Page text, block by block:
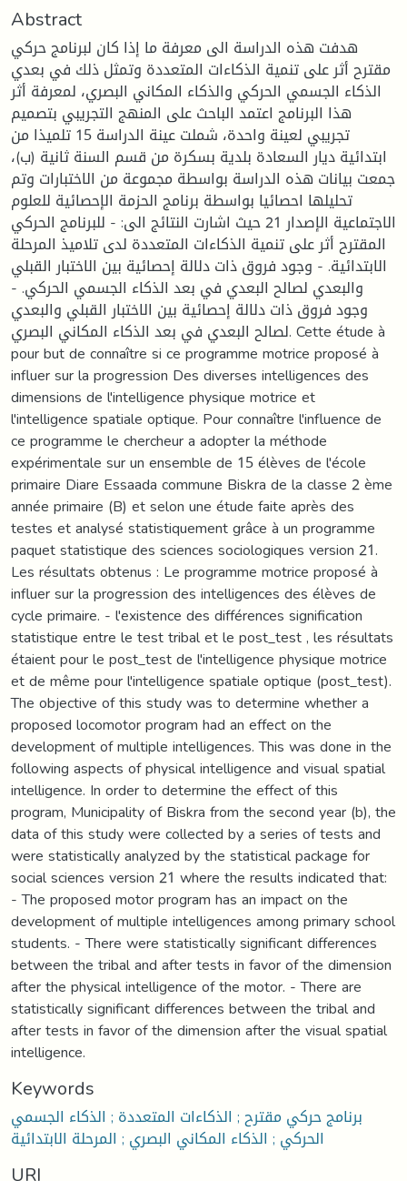
Abstract
هدفت هذه الدراسة الى معرفة ما إذا كان لبرنامج حركي
مقترح أثر على تنمية الذكاءات المتعددة وتمثل ذلك في بعدي
الذكاء الجسمي الحركي والذكاء المكاني البصري، لمعرفة أثر
هذا البرنامج اعتمد الباحث على المنهج التجريبي بتصميم
تجريبي لعينة واحدة، شملت عينة الدراسة 15 تلميذا من
ابتدائية ديار السعادة بلدية بسكرة من قسم السنة ثانية (ب)،
جمعت بيانات هذه الدراسة بواسطة مجموعة من الاختبارات وتم
تحليلها احصائيا بواسطة برنامج الحزمة الإحصائية للعلوم
الاجتماعية الإصدار 21 حيث اشارت النتائج الى: - للبرنامج الحركي
المقترح أثر على تنمية الذكاءات المتعددة لدى تلاميذ المرحلة
الابتدائية. - وجود فروق ذات دلالة إحصائية بين الاختبار القبلي
والبعدي لصالح البعدي في بعد الذكاء الجسمي الحركي. -
وجود فروق ذات دلالة إحصائية بين الاختبار القبلي والبعدي
لصالح البعدي في بعد الذكاء المكاني البصري. Cette étude à
pour but de connaître si ce programme motrice proposé à
influer sur la progression Des diverses intelligences des
dimensions de l'intelligence physique motrice et
l'intelligence spatiale optique. Pour connaître l'influence de
ce programme le chercheur a adopter la méthode
expérimentale sur un ensemble de 15 élèves de l'école
primaire Diare Essaada commune Biskra de la classe 2 ème
année primaire (B) et selon une étude faite après des
testes et analysé statistiquement grâce à un programme
paquet statistique des sciences sociologiques version 21.
Les résultats obtenus : Le programme motrice proposé à
influer sur la progression des intelligences des élèves de
cycle primaire. - l'existence des différences signification
statistique entre le test tribal et le post_test , les résultats
étaient pour le post_test de l'intelligence physique motrice
et de même pour l'intelligence spatiale optique (post_test).
The objective of this study was to determine whether a
proposed locomotor program had an effect on the
development of multiple intelligences. This was done in the
following aspects of physical intelligence and visual spatial
intelligence. In order to determine the effect of this
program, Municipality of Biskra from the second year (b), the
data of this study were collected by a series of tests and
were statistically analyzed by the statistical package for
social sciences version 21 where the results indicated that:
- The proposed motor program has an impact on the
development of multiple intelligences among primary school
students. - There were statistically significant differences
between the tribal and after tests in favor of the dimension
after the physical intelligence of the motor. - There are
statistically significant differences between the tribal and
after tests in favor of the dimension after the visual spatial
intelligence.
Keywords
برنامج حركي مقترح ; الذكاءات المتعددة ; الذكاء الجسمي
الحركي ; الذكاء المكاني البصري ; المرحلة الابتدائية